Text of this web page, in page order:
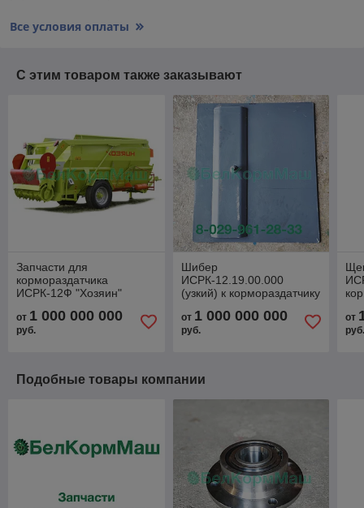
Все условия оплаты
С этим товаром также заказывают
Запчасти для
кормораздатчика
ИСРК-12Ф "Хозяин"
от 1 000 000 000
руб.
Шибер
ИСРК-12.19.00.000
(узкий) к кормораздатчику
от 1 000 000 000
руб.
от
Подобные товары компании